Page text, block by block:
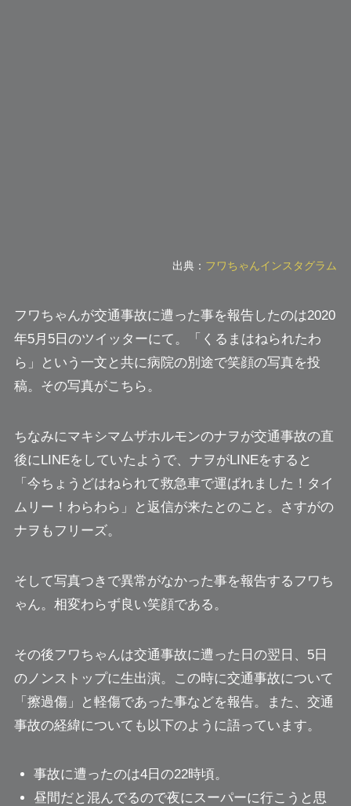
出典： フワちゃんインスタグラム
フワちゃんが交通事故に遭った事を報告したのは2020
年5月5日のツイッターにて。
「くるまはねられたわ
ら」
という一文と共に病院の別途で笑顔の写真を投
稿。その写真がこちら。
ちなみにマキシマムザホルモンのナヲが交通事故の直
後にLINEをしていたようで、ナヲがLINEをすると
「今ちょうどはねられて救急車で運ばれました！タイ
ムリー！わらわら」
と返信が来たとのこと。
さすがの
ナヲもフリーズ。
そして写真つきで異常がなかった事を報告するフワち
ゃん。相変わらず良い笑顔である。
その後フワちゃんは交通事故に遭った日の翌日、5日
のノンストップに生出演。この時に交通事故について
「擦過傷」と軽傷であった事などを報告。また、交通
事故の経緯についても以下のように語っています。
事故に遭ったのは4日の22時頃。
昼間だと混んでるので夜にスーパーに行こうと思